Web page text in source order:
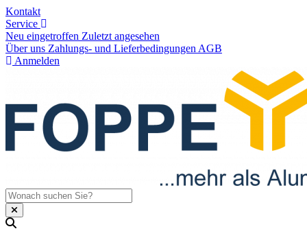
Kontakt
Service
Neu eingetroffen Zuletzt angesehen
Über uns Zahlungs- und Lieferbedingungen AGB
Anmelden